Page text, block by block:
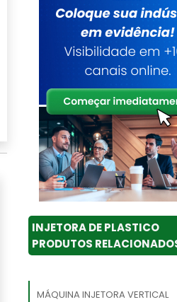
INJETORA DE PLASTICO
PRODUTOS
MÁQUINA INJETORA VERTICAL